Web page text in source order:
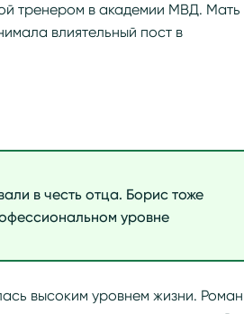
тренером в академии МВД. Мать
влиятельный пост в
в честь отца. Борис тоже
уровне
высоким уровнем жизни. Роман